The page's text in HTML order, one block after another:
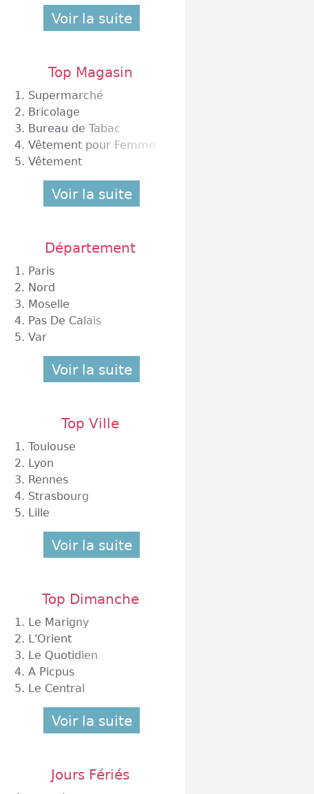
Voir la suite
Top Magasin
1. Supermarché
2. Bricolage
3. Bureau de Tabac
4. Vêtement pour Femme
5. Vêtement
Voir la suite
Département
1. Paris
2. Nord
3. Moselle
4. Pas De Calais
5. Var
Voir la suite
Top Ville
1. Toulouse
2. Lyon
3. Rennes
4. Strasbourg
5. Lille
Voir la suite
Top Dimanche
1. Le Marigny
2. L'Orient
3. Le Quotidien
4. A Picpus
5. Le Central
Voir la suite
Jours Fériés